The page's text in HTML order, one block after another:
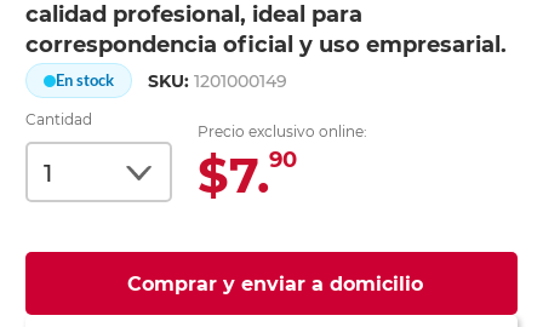
calidad profesional, ideal para
correspondencia oficial y uso empresarial.
En stock SKU:1201000149
Cantidad
Precio exclusivo online:
$7.90
Comprar y enviar a domicilio